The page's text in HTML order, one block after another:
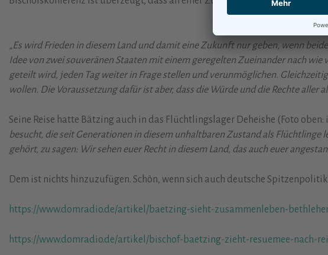
„Es wird Frieden in diesem Land und damit eine Zukunft nur geben, wenn
Idee von zwei souveränen Staaten mit einem geregelten Zueinander nach
geteilt wird, jeden Tag weiter in Frage stellen und verunmöglichen.
wollen. Die Voraussetzung dafür ist aber, dass die Würde und die Rechte aller
Seine Reise hatte Bätzing auch in das Flüchtlingslager Deheishe (Foto
besucht, die seit Generationen in diesem unhaltbaren Zustand als
gehört, zu sagen: Wir sehen euer Recht in diesem Land, das auch euer
Dem ist nichts hinzuzufügen. Schön, wenn sich auch deutsche
https://www.domradio.de/artikel/baetzing-sieht-zusammenleben-
https://www.domradio.de/artikel/bischof-baetzing-zieht-resuemee-nach-